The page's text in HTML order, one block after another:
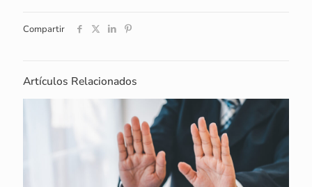
Compartir
Artículos Relacionados